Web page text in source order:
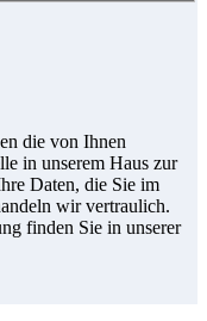
die von Ihnen
in unserem Haus zur
Daten, die Sie im
wir vertraulich.
finden Sie in unserer